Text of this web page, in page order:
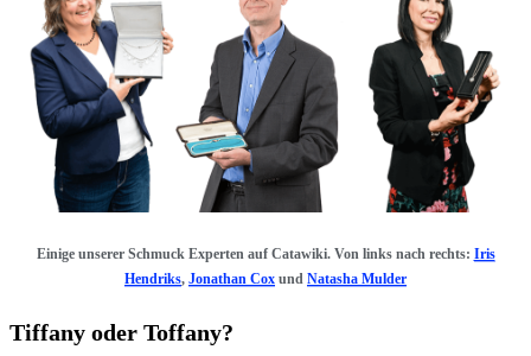
Einige unserer Schmuck Experten auf Catawiki. Von links nach rechts: Iris
Hendriks, Jonathan Cox und Natasha Mulder
Tiffany oder Toffany?